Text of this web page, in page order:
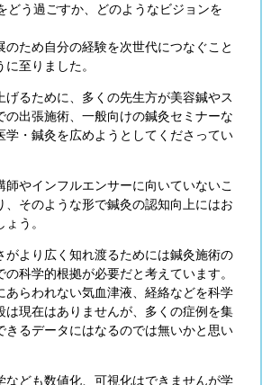
どう過ごすか、どのようなビジョンを
のため自分の経験を次世代につなぐこと
至りました。
げるために、多くの先生方が美容鍼やス
の出張施術、一般向けの鍼灸セミナーな
学・鍼灸を広めようとしてくださってい
師やインフルエンサーに向いていないこ
、そのような形で鍼灸の認知向上にはお
う。
がより広く知れ渡るためには鍼灸施術の
科学的根拠が必要だと考えています。
あらわれない気血津液、経絡などを科学
は現在はありませんが、多くの症例を集
きるデータにはなるのでは無いかと思い
なども数値化、可視化はできませんが学